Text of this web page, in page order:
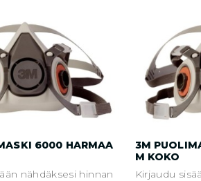
6000 HARMAA
nähdäksesi hinnan
3M
M KOKO
Kirjaudu